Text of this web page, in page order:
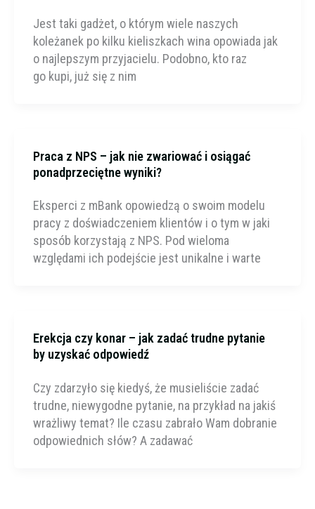
Jest taki gadżet, o którym wiele naszych
koleżanek po kilku kieliszkach wina opowiada jak
o najlepszym przyjacielu. Podobno, kto raz
go kupi, już się z nim
Praca z NPS – jak nie zwariować i osiągać
ponadprzeciętne wyniki?
Eksperci z mBank opowiedzą o swoim modelu
pracy z doświadczeniem klientów i o tym w jaki
sposób korzystają z NPS. Pod wieloma
względami ich podejście jest unikalne i warte
Erekcja czy konar – jak zadać trudne pytanie
by uzyskać odpowiedź
Czy zdarzyło się kiedyś, że musieliście zadać
trudne, niewygodne pytanie, na przykład na jakiś
wrażliwy temat? Ile czasu zabrało Wam dobranie
odpowiednich słów? A zadawać